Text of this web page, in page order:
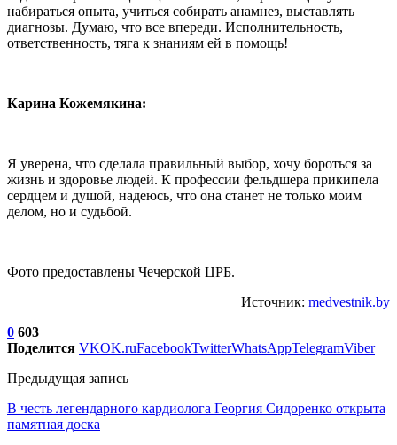
набираться опыта, учиться собирать анамнез, выставлять
диагнозы. Думаю, что все впереди. Исполнительность,
ответственность, тяга к знаниям ей в помощь!
Карина Кожемякина:
Я уверена, что сделала правильный выбор, хочу бороться за
жизнь и здоровье людей. К профессии фельдшера прикипела
сердцем и душой, надеюсь, что она станет не только моим
делом, но и судьбой.
Фото предоставлены Чечерской ЦРБ.
Источник: medvestnik.by
0 603
Поделится VKOK.ruFacebookTwitterWhatsAppTelegramViber
Предыдущая запись
В честь легендарного кардиолога Георгия Сидоренко открыта
памятная доска